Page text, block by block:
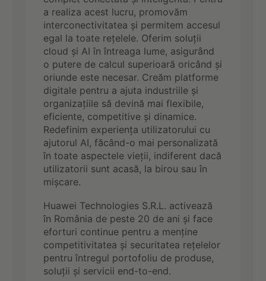
a realiza acest lucru, promovăm
interconectivitatea și permitem accesul
egal la toate rețelele. Oferim soluții
cloud și AI în întreaga lume, asigurând
o putere de calcul superioară oricând și
oriunde este necesar. Creăm platforme
digitale pentru a ajuta industriile și
organizațiile să devină mai flexibile,
eficiente, competitive și dinamice.
Redefinim experiența utilizatorului cu
ajutorul AI, făcând-o mai personalizată
în toate aspectele vieții, indiferent dacă
utilizatorii sunt acasă, la birou sau în
mișcare.
Huawei Technologies S.R.L. activează
în România de peste 20 de ani și face
eforturi continue pentru a menține
competitivitatea și securitatea rețelelor
pentru întregul portofoliu de produse,
soluții și servicii end-to-end.